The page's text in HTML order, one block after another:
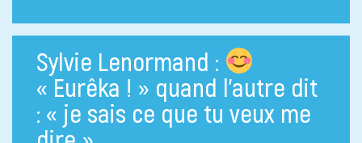
Sylvie Lenormand :
« Eurêka ! » quand l’autre dit
: « je sais ce que tu veux me